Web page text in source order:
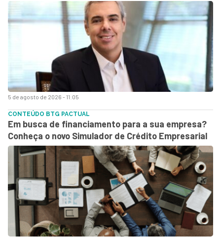
5 de agosto de 2026 - 11:05
CONTEÚDO BTG PACTUAL
Em busca de financiamento para a sua empresa?
Conheça o novo Simulador de Crédito Empresarial